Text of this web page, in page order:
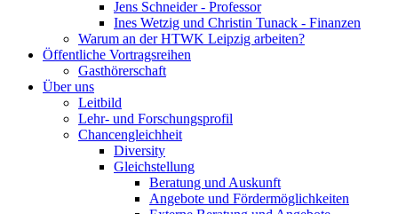
Jens Schneider - Professor
Ines Wetzig und Christin Tunack - Finanzen
Warum an der HTWK Leipzig arbeiten?
Öffentliche Vortragsreihen
Gasthörerschaft
Über uns
Leitbild
Lehr- und Forschungsprofil
Chancengleichheit
Diversity
Gleichstellung
Beratung und Auskunft
Angebote und Fördermöglichkeiten